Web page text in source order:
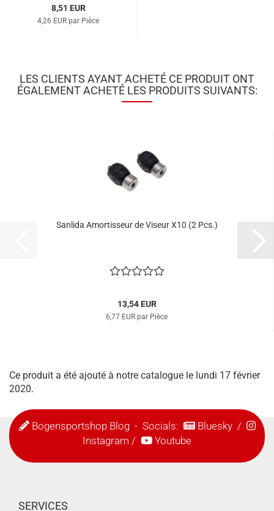
8,51 EUR
4,26 EUR par Pièce
LES CLIENTS AYANT ACHETÉ CE PRODUIT ONT
ÉGALEMENT ACHETÉ LES PRODUITS SUIVANTS:
Sanlida Amortisseur de Viseur X10 (2 Pcs.)
13,54 EUR
6,77 EUR par Pièce
Ce produit a été ajouté à notre catalogue le lundi 17 février
2020.
Bogensportshop Blog- Socials: Bluesky/
Instagram / Youtube
SERVICES